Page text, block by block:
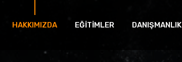
HAKKIMIZDA EĞİTİMLER DANIŞMANLIK